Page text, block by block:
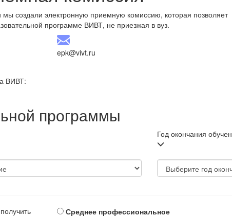
создали электронную приемную комиссию, которая позволяет
программе ВИВТ, не приезжая в вуз.
ВИВТ:
epk@vivt.ru
программы
Год окончания
Среднее профессиональное